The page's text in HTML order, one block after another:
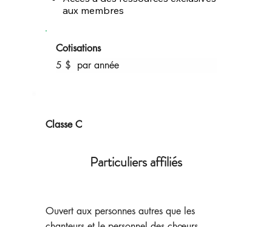
aux membres
Cotisations
5 $ par année
Classe C
Particuliers affiliés
Ouvert aux personnes autres que les